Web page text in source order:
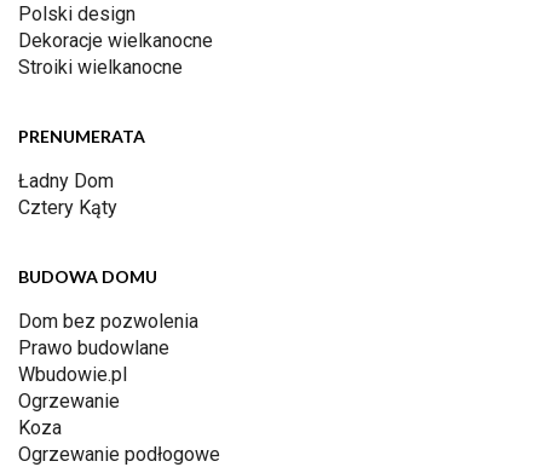
Polski design
Dekoracje wielkanocne
Stroiki wielkanocne
PRENUMERATA
Ładny Dom
Cztery Kąty
BUDOWA DOMU
Dom bez pozwolenia
Prawo budowlane
Wbudowie.pl
Ogrzewanie
Koza
Ogrzewanie podłogowe